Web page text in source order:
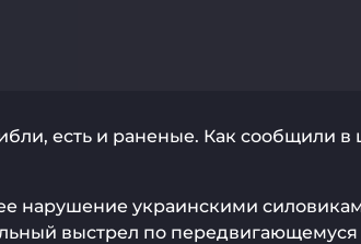
есть и раненые. Как сообщили
украинскими
выстрел по